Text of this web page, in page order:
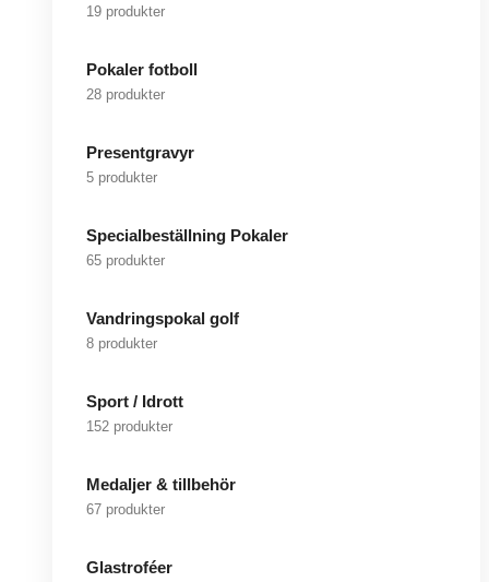
19 produkter
Pokaler fotboll
28 produkter
Presentgravyr
5 produkter
Specialbeställning Pokaler
65 produkter
Vandringspokal golf
8 produkter
Sport / Idrott
152 produkter
Medaljer & tillbehör
67 produkter
Glastroféer